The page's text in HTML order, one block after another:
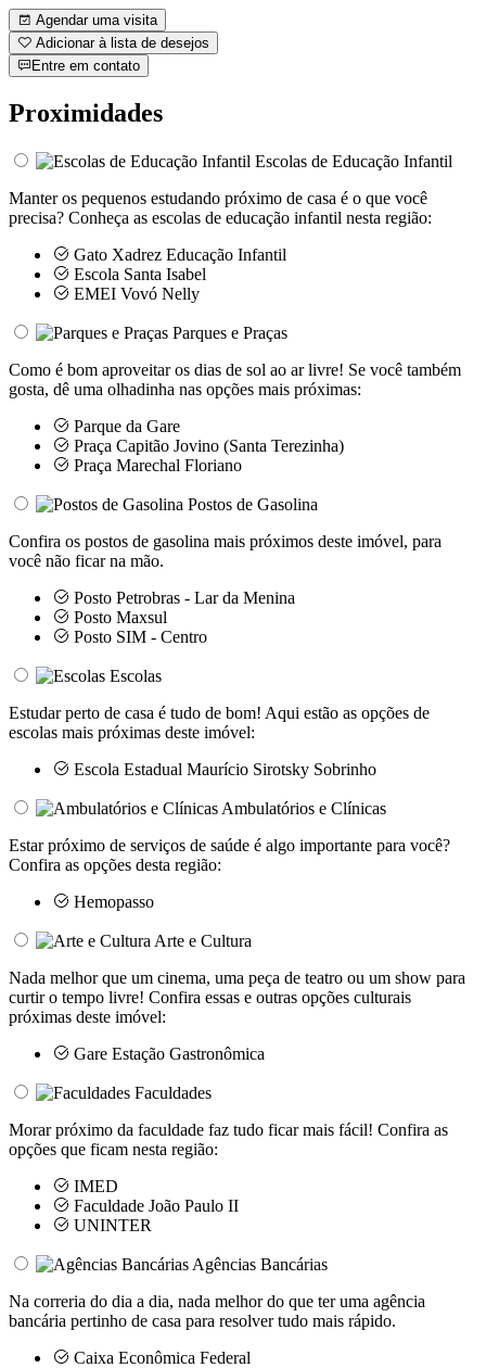
Agendar uma visita
Adicionar à lista de desejos
Entre em contato
Proximidades
Escolas de Educação Infantil
Manter os pequenos estudando próximo de casa é o que você
precisa? Conheça as escolas de educação infantil nesta região:
Gato Xadrez Educação Infantil
Escola Santa Isabel
EMEI Vovó Nelly
Parques e Praças
Como é bom aproveitar os dias de sol ao ar livre! Se você também
gosta, dê uma olhadinha nas opções mais próximas:
Parque da Gare
Praça Capitão Jovino (Santa Terezinha)
Praça Marechal Floriano
Postos de Gasolina
Confira os postos de gasolina mais próximos deste imóvel, para
você não ficar na mão.
Posto Petrobras - Lar da Menina
Posto Maxsul
Posto SIM - Centro
Escolas
Estudar perto de casa é tudo de bom! Aqui estão as opções de
escolas mais próximas deste imóvel:
Escola Estadual Maurício Sirotsky Sobrinho
Ambulatórios e Clínicas
Estar próximo de serviços de saúde é algo importante para você?
Confira as opções desta região:
Hemopasso
Arte e Cultura
Nada melhor que um cinema, uma peça de teatro ou um show para
curtir o tempo livre! Confira essas e outras opções culturais
próximas deste imóvel:
Gare Estação Gastronômica
Faculdades
Morar próximo da faculdade faz tudo ficar mais fácil! Confira as
opções que ficam nesta região:
IMED
Faculdade João Paulo II
UNINTER
Agências Bancárias
Na correria do dia a dia, nada melhor do que ter uma agência
bancária pertinho de casa para resolver tudo mais rápido.
Caixa Econômica Federal